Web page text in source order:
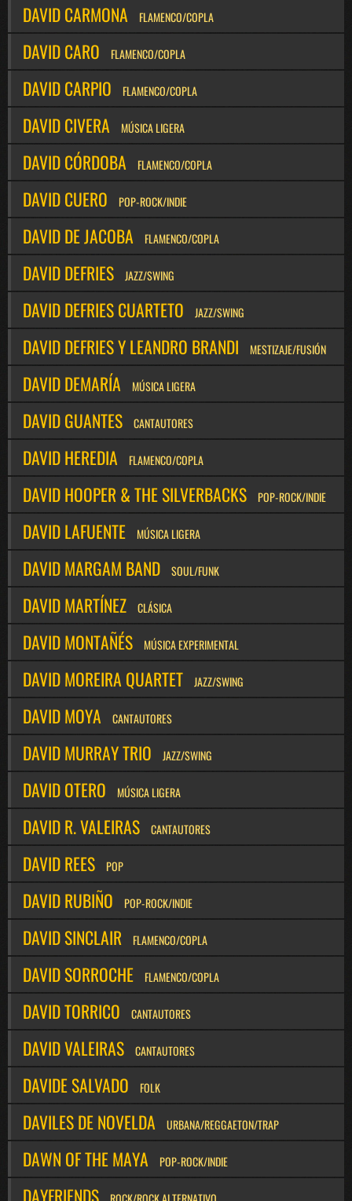
DAVID CARMONA FLAMENCO/COPLA
DAVID CARO FLAMENCO/COPLA
DAVID CARPIO FLAMENCO/COPLA
DAVID CIVERA MÚSICA LIGERA
DAVID CÓRDOBA FLAMENCO/COPLA
DAVID CUERO POP-ROCK/INDIE
DAVID DE JACOBA FLAMENCO/COPLA
DAVID DEFRIES JAZZ/SWING
DAVID DEFRIES CUARTETO JAZZ/SWING
DAVID DEFRIES Y LEANDRO BRANDI MESTIZAJE/FUSIÓN
DAVID DEMARÍA MÚSICA LIGERA
DAVID GUANTES CANTAUTORES
DAVID HEREDIA FLAMENCO/COPLA
DAVID HOOPER & THE SILVERBACKS POP-ROCK/INDIE
DAVID LAFUENTE MÚSICA LIGERA
DAVID MARGAM BAND SOUL/FUNK
DAVID MARTÍNEZ CLÁSICA
DAVID MONTAÑÉS MÚSICA EXPERIMENTAL
DAVID MOREIRA QUARTET JAZZ/SWING
DAVID MOYA CANTAUTORES
DAVID MURRAY TRIO JAZZ/SWING
DAVID OTERO MÚSICA LIGERA
DAVID R. VALEIRAS CANTAUTORES
DAVID REES POP
DAVID RUBIÑO POP-ROCK/INDIE
DAVID SINCLAIR FLAMENCO/COPLA
DAVID SORROCHE FLAMENCO/COPLA
DAVID TORRICO CANTAUTORES
DAVID VALEIRAS CANTAUTORES
DAVIDE SALVADO FOLK
DAVILES DE NOVELDA URBANA/REGGAETON/TRAP
DAWN OF THE MAYA POP-ROCK/INDIE
DAYFRIENDS